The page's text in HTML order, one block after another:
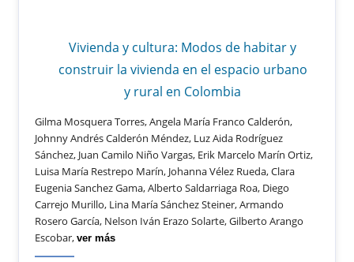
Vivienda y cultura: Modos de habitar y
construir la vivienda en el espacio urbano
y rural en Colombia
Gilma Mosquera Torres, Angela María Franco Calderón,
Johnny Andrés Calderón Méndez, Luz Aida Rodríguez
Sánchez, Juan Camilo Niño Vargas, Erik Marcelo Marín Ortiz,
Luisa María Restrepo Marín, Johanna Vélez Rueda, Clara
Eugenia Sanchez Gama, Alberto Saldarriaga Roa, Diego
Carrejo Murillo, Lina María Sánchez Steiner, Armando
Rosero García, Nelson Iván Erazo Solarte, Gilberto Arango
Escobar,ver más